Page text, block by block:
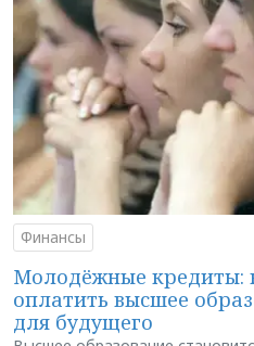
Финансы
Молодёжные кредиты:
оплатить высшее
для будущего